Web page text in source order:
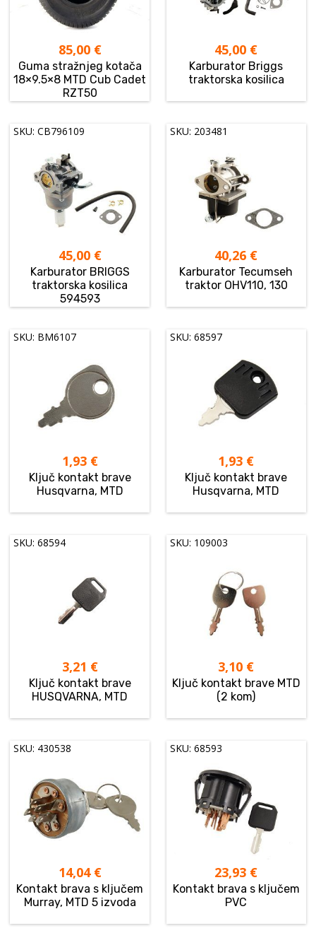
85,00 €
Guma stražnjeg kotača
18×9.5×8 MTD Cub Cadet
RZT50
45,00 €
Karburator Briggs
traktorska kosilica
SKU: CB796109
45,00 €
Karburator BRIGGS
traktorska kosilica
594593
SKU: 203481
40,26 €
Karburator Tecumseh
traktor OHV110, 130
SKU: BM6107
1,93 €
Ključ kontakt brave
Husqvarna, MTD
SKU: 68597
1,93 €
Ključ kontakt brave
Husqvarna, MTD
SKU: 68594
3,21 €
Ključ kontakt brave
HUSQVARNA, MTD
SKU: 109003
3,10 €
Ključ kontakt brave MTD
(2 kom)
SKU: 430538
14,04 €
Kontakt brava s ključem
Murray, MTD 5 izvoda
SKU: 68593
23,93 €
Kontakt brava s ključem
PVC